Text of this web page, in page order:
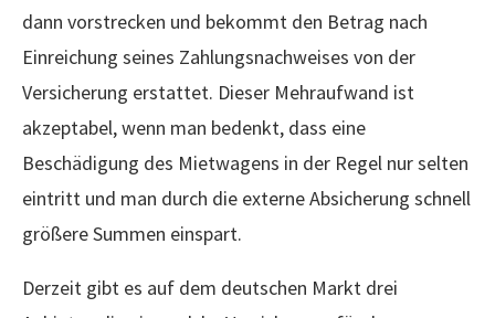
dann vorstrecken und bekommt den Betrag nach
Einreichung seines Zahlungsnachweises von der
Versicherung erstattet. Dieser Mehraufwand ist
akzeptabel, wenn man bedenkt, dass eine
Beschädigung des Mietwagens in der Regel nur selten
eintritt und man durch die externe Absicherung schnell
größere Summen einspart.
Derzeit gibt es auf dem deutschen Markt drei